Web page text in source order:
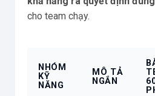
cho team chạy.
NHÓM
KỸ
NĂNG
MÔ TẢ
NGẮN